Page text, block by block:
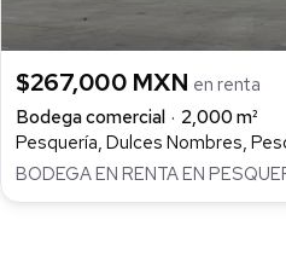
$267,000 MXN en renta
Bodega comercial
2,000 m²
Pesquería, Dulces Nombres,
BODEGA EN RENTA EN